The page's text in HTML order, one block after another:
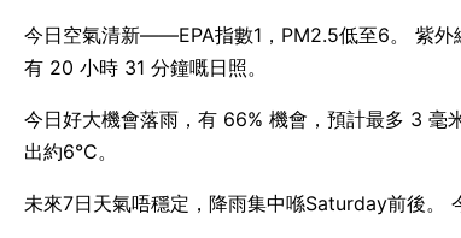
今日空氣清新——EPA指數1，PM2.5低至6。 紫
有 20 小時 31 分鐘嘅日照。
今日好大機會落雨，有 66% 機會，預計最多 3 毫
出約6°C。
未來7日天氣唔穩定，降雨集中喺Saturday前後。